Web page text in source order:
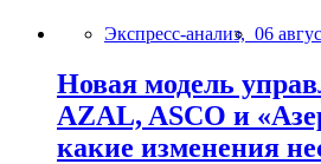
Экспресс-анализ, 06
Новая модель
AZAL, ASCO и
какие изменения